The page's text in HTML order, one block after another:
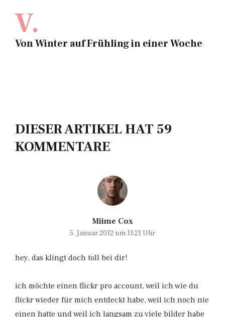
V.
Von Winter auf Frühling in einer Woche
DIESER ARTIKEL HAT 59
KOMMENTARE
Miime Cox
5. Januar 2012 um 11:21 Uhr
hey, das klingt doch toll bei dir!
ich möchte einen flickr pro account, weil ich wie du
flickr wieder für mich entdeckt habe, weil ich noch nie
einen hatte und weil ich langsam zu viele bilder habe